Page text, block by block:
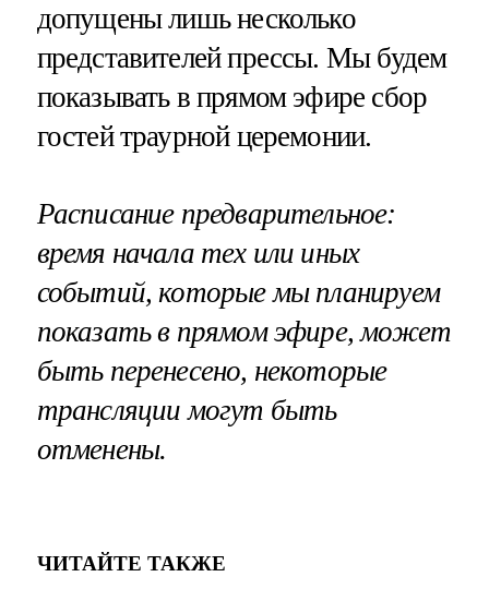
допущены лишь несколько
представителей прессы. Мы будем
показывать в прямом эфире сбор
гостей траурной церемонии.
Расписание предварительное:
время начала тех или иных
событий, которые мы планируем
показать в прямом эфире, может
быть перенесено, некоторые
трансляции могут быть
отменены.
ЧИТАЙТЕ ТАКЖЕ